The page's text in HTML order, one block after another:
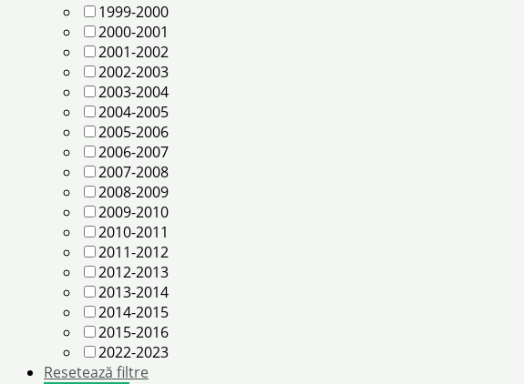
1999-2000
2000-2001
2001-2002
2002-2003
2003-2004
2004-2005
2005-2006
2006-2007
2007-2008
2008-2009
2009-2010
2010-2011
2011-2012
2012-2013
2013-2014
2014-2015
2015-2016
2022-2023
Resetează filtre